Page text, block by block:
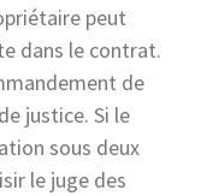
peut
dans le contrat.
de
justice. Si le
sous deux
le juge des